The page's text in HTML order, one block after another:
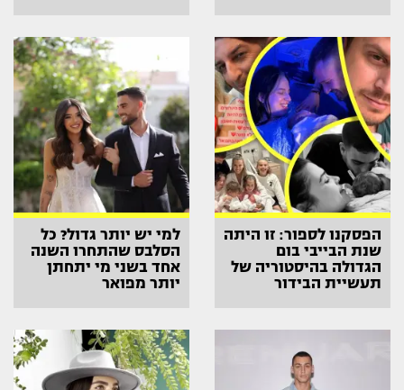
הפסקנו לספור: זו היתה
שנת הבייבי בום
הגדולה בהיסטוריה של
תעשיית הבידור
למי יש יותר גדול? כל
הסלבס שהתחרו השנה
אחד בשני מי יתחתן
יותר מפואר